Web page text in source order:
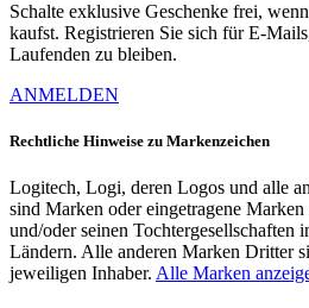
Schalte exklusive Geschenke frei,
kaufst. Registrieren Sie sich für E-
Laufenden zu bleiben.
ANMELDEN
Rechtliche Hinweise zu Markenzeichen
Logitech, Logi, deren Logos und alle
sind Marken oder eingetragene
und/oder seinen Tochtergesellschaften
Ländern. Alle anderen Marken Dritter
jeweiligen Inhaber. Alle Marken